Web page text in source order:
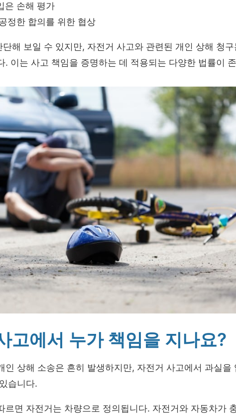
은 손해 평가
정한 합의를 위한 협상
단해 보일 수 있지만, 자전거 사고와 관련된 개인 상해 청
. 이는 사고 책임을 증명하는 데 적용되는 다양한 법률이
고에서 누가 책임을 지나요?
인 상해 소송은 흔히 발생하지만, 자전거 사고에서 과실을
습니다.
르면 자전거는 차량으로 정의됩니다. 자전거와 자동차가